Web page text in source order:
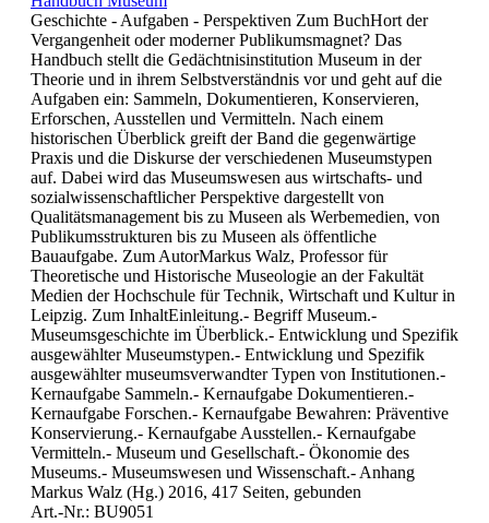
Geschichte - Aufgaben - Perspektiven Zum BuchHort der
Vergangenheit oder moderner Publikumsmagnet? Das
Handbuch stellt die Gedächtnisinstitution Museum in der
Theorie und in ihrem Selbstverständnis vor und geht auf die
Aufgaben ein: Sammeln, Dokumentieren, Konservieren,
Erforschen, Ausstellen und Vermitteln. Nach einem
historischen Überblick greift der Band die gegenwärtige
Praxis und die Diskurse der verschiedenen Museumstypen
auf. Dabei wird das Museumswesen aus wirtschafts- und
sozialwissenschaftlicher Perspektive dargestellt von
Qualitätsmanagement bis zu Museen als Werbemedien, von
Publikumsstrukturen bis zu Museen als öffentliche
Bauaufgabe. Zum AutorMarkus Walz, Professor für
Theoretische und Historische Museologie an der Fakultät
Medien der Hochschule für Technik, Wirtschaft und Kultur in
Leipzig. Zum InhaltEinleitung.- Begriff Museum.-
Museumsgeschichte im Überblick.- Entwicklung und Spezifik
ausgewählter Museumstypen.- Entwicklung und Spezifik
ausgewählter museumsverwandter Typen von Institutionen.-
Kernaufgabe Sammeln.- Kernaufgabe Dokumentieren.-
Kernaufgabe Forschen.- Kernaufgabe Bewahren: Präventive
Konservierung.- Kernaufgabe Ausstellen.- Kernaufgabe
Vermitteln.- Museum und Gesellschaft.- Ökonomie des
Museums.- Museumswesen und Wissenschaft.- Anhang
Markus Walz (Hg.) 2016, 417 Seiten, gebunden
Art.-Nr.: BU9051